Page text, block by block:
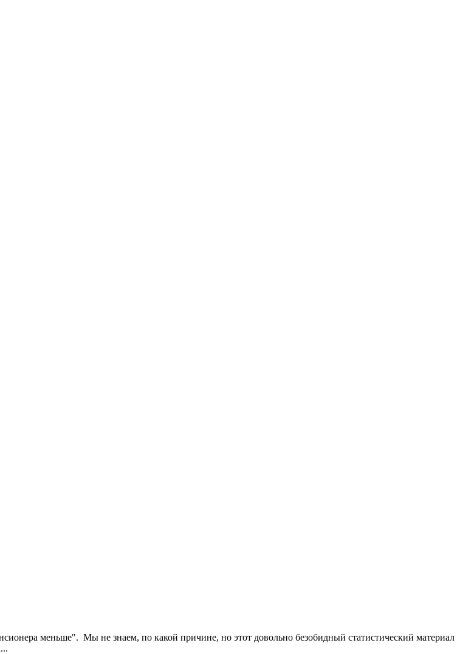
меньше". Мы не знаем, по какой причине, но этот довольно безобидный статистический материал